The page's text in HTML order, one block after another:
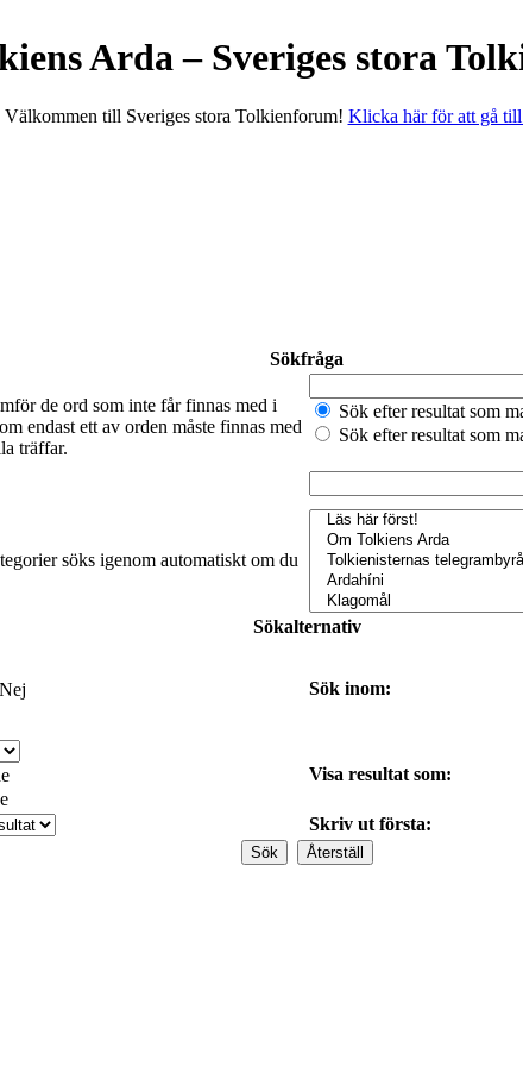
Arda – Sveriges stora
Välkommen till Sveriges stora Tolkienforum! Klicka här för att gå till
Sökfråga
de ord som inte får finnas med i
endast ett av orden måste finnas med
träffar.
Sök efter resultat som
Sök efter resultat som
söks igenom automatiskt om du
Sökalternativ
Nej Sök inom:
Visa resultat som:
Skriv ut första: